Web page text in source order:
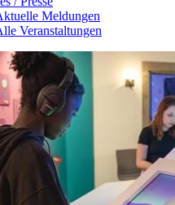
Meldungen
Veranstaltungen